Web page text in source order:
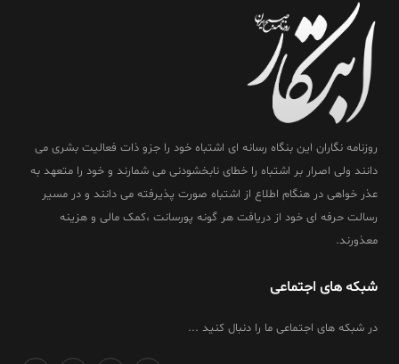
روزنامه نگاران این بنگاه رسانه ای اشتباه خود را جزو ذات فعالیت بشری می
دانند ولی اصرار بر اشتباه را خطای نابخشودنی می شمارند و خود را متعهد به
عذر خواهی در هنگام اطلاع از اشتباه صورت پذیرفته می دانند و در مسیر
رسالت حرفه ای خود از دریافت هر گونه پورسانت ،کمک مالی و هزینه
معذورند.
شبکه های اجتماعی
در شبکه های اجتماعی ما را دنبال کنید ...